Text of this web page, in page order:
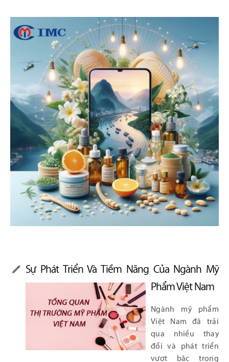
Sự Phát Triển Và Tiềm Năng Của Ngành Mỹ
Phẩm Việt Nam
Ngành mỹ phẩm
Việt Nam đã trải
qua nhiều thay
đổi và phát triển
vượt bậc trong